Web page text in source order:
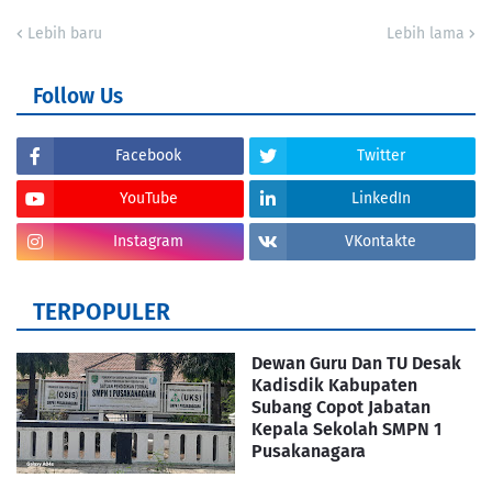
Lebih baru Lebih lama
Follow Us
Facebook Twitter
YouTube LinkedIn
Instagram VKontakte
TERPOPULER
Dewan Guru Dan TU Desak
Kadisdik Kabupaten
Subang Copot Jabatan
Kepala Sekolah SMPN 1
Pusakanagara